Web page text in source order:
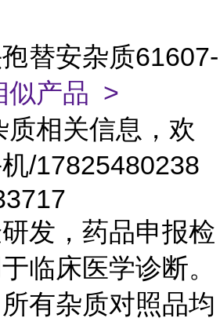
替安杂质61607-
似产品 >
质相关信息，欢
/17825480238
发，药品申报检
临床医学诊断。
有杂质对照品均